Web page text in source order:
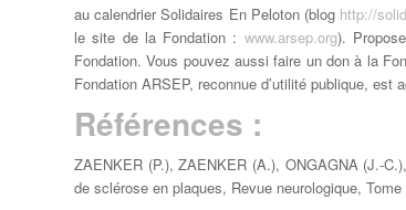
au calendrier Solidaires En Peloton (blog http://
le site de la Fondation : www.arsep.org).
Fondation. Vous pouvez aussi faire un don à la
Fondation ARSEP, reconnue d’utilité publique,
Références :
ZAENKER (P.), ZAENKER (A.), ONGAGNA (J.-
de sclérose en plaques, Revue neurologique,